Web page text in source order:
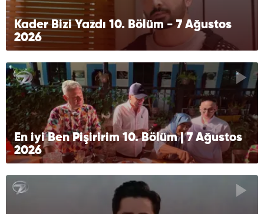
Kader Bizi Yazdı 10. Bölüm - 7 Ağustos
2026
En iyi Ben Pişiririm 10. Bölüm | 7 Ağustos
2026